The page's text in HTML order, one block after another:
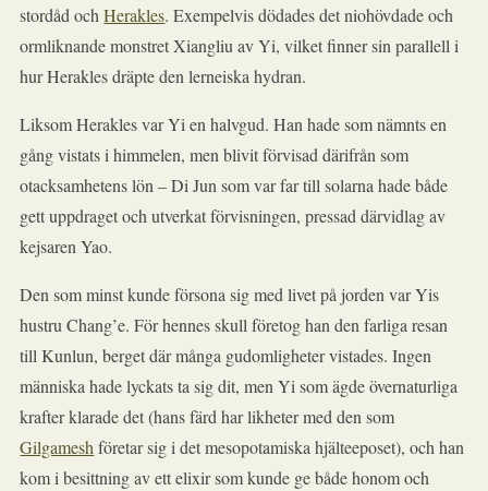
stordåd ochHerakles. Exempelvis dödades det niohövdade och
ormliknande monstret Xiangliu av Yi, vilket finner sin parallell i
hur Herakles dräpte den lerneiska hydran.
Liksom Herakles var Yi en halvgud. Han hade som nämnts en
gång vistats i himmelen, men blivit förvisad därifrån som
otacksamhetens lön – Di Jun som var far till solarna hade både
gett uppdraget och utverkat förvisningen, pressad därvidlag av
kejsaren Yao.
Den som minst kunde försona sig med livet på jorden var Yis
hustru Chang’e. För hennes skull företog han den farliga resan
till Kunlun, berget där många gudomligheter vistades. Ingen
människa hade lyckats ta sig dit, men Yi som ägde övernaturliga
krafter klarade det (hans färd har likheter med den som
Gilgamesh företar sig i det mesopotamiska hjälteeposet), och han
kom i besittning av ett elixir som kunde ge både honom och